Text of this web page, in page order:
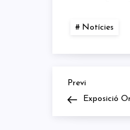
Notícies
Previous
Post
Previ
Exposició